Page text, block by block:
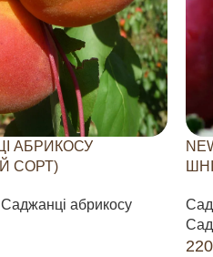
АБРИКОСУ
СОРТ)
Саджанці абрикосу
220